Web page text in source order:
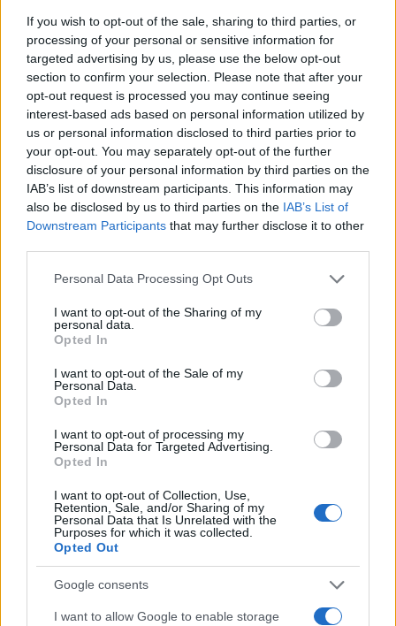
If you wish to opt-out of the sale, sharing to third parties, or
processing of your personal or sensitive information for
targeted advertising by us, please use the below opt-out
section to confirm your selection. Please note that after your
opt-out request is processed you may continue seeing
interest-based ads based on personal information utilized by
us or personal information disclosed to third parties prior to
your opt-out. You may separately opt-out of the further
disclosure of your personal information by third parties on the
IAB’s list of downstream participants. This information may
also be disclosed by us to third parties on the IAB’s List of
Downstream Participants that may further disclose it to other
Please note that this website/app uses one or more Google
not limited to your visit or usage behaviour. You may click to
grant or deny consent to Google and its third-party tags to
use your data for below specified purposes in below Google
consent section.
Personal Data Processing Opt Outs
I want to opt-out of the Sharing of my
personal data.
Opted In
I want to opt-out of the Sale of my
Personal Data.
Opted In
I want to opt-out of processing my
Personal Data for Targeted Advertising.
Opted In
I want to opt-out of Collection, Use,
Retention, Sale, and/or Sharing of my
Personal Data that Is Unrelated with the
Purposes for which it was collected.
Opted Out
Google consents
I want to allow Google to enable storage
Sigue leyendo
FINANZAS
Identifica y elimina suscripciones, fees y compras impulsivas
Marta Ruiz · 8 Ago 2026
FINANZAS